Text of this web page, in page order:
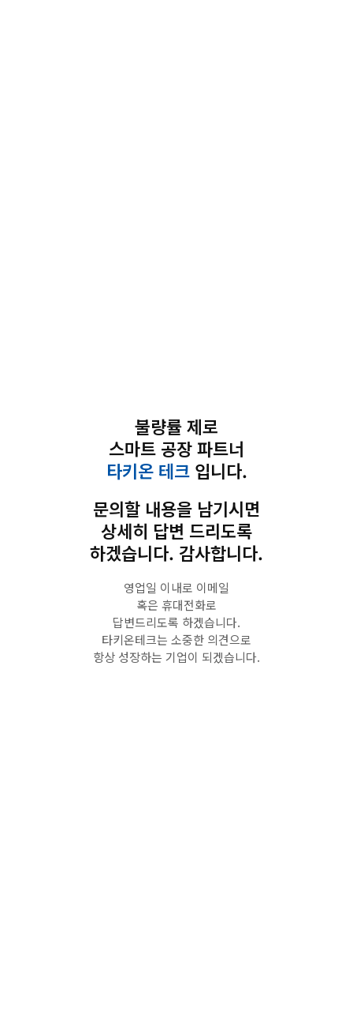
불량률 제로
스마트 공장 파트너
타키온 테크입니다.
문의할 내용을 남기시면
상세히 답변 드리도록
하겠습니다. 감사합니다.
영업일 이내로 이메일
혹은 휴대전화로
답변드리도록 하겠습니다.
타키온테크는 소중한 의견으로
항상 성장하는 기업이 되겠습니다.